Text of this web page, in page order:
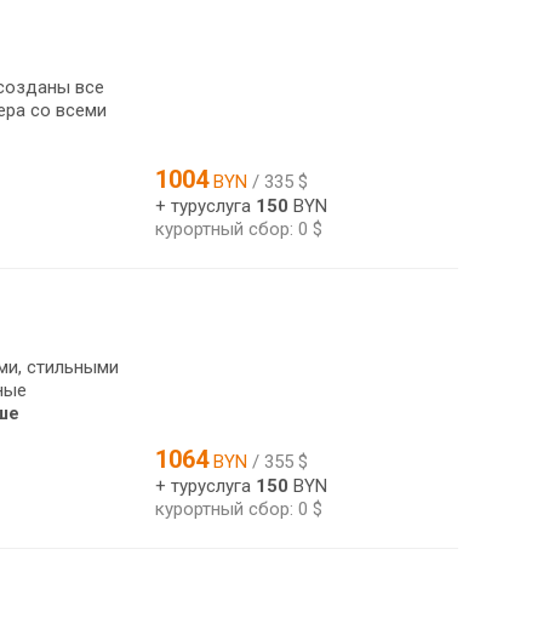
все
со всеми
1004BYN / 335 $
+ туруслуга 150 BYN
курортный сбор: 0 $
стильными
1064BYN / 355 $
+ туруслуга 150 BYN
курортный сбор: 0 $